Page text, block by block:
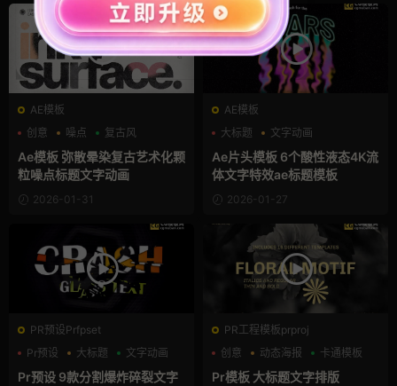
AE模板
创意
噪点 复古风
Ae模板 弥散晕染复古艺术化颗
粒噪点标题文字动画
2026-01-31
AE模板
大标题
文字动画
文字特效
Ae片头模板 6个酸性液态4K流
体文字特效ae标题模板
2026-01-27
PR预设Prfpset
Pr预设
大标题 文字动画
Pr预设 9款分割爆炸碎裂文字
PR工程模板prproj
创意
动态海报 卡通模板
Pr模板 大标题文字排版